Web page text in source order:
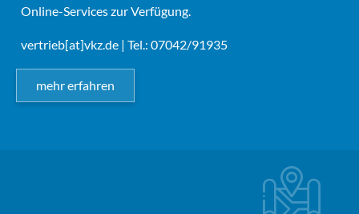
Online-Services zur Verfügung.
vertrieb[at]vkz.de | Tel.: 07042/91935
mehr erfahren